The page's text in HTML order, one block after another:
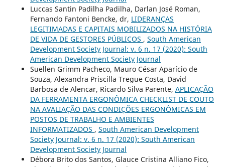
Luccas Santin Padilha Padilha, Darlan José Roman,
Fernando Fantoni Bencke, dr, LIDERANÇAS
LEGITIMADAS E CAPITAIS MOBILIZADOS NA HISTÓRIA
DE VIDA DE GESTORES PÚBLICOS , South American
Development Society Journal: v. 6 n. 17 (2020): South
American Development Society Journal
Suellen Grimm Pacheco, Mauro César Aparício de
Souza, Alexandra Priscilla Tregue Costa, David
Barbosa de Alencar, Ricardo Silva Parente, APLICAÇÃO
DA FERRAMENTA ERGONÔMICA CHECKLIST DE COUTO
NA AVALIAÇÃO DAS CONDIÇÕES ERGONÔMICAS EM
POSTOS DE TRABALHO E AMBIENTES
INFORMATIZADOS , South American Development
Society Journal: v. 6 n. 17 (2020): South American
Development Society Journal
Débora Brito dos Santos, Glauce Cristina Alliano Fico,